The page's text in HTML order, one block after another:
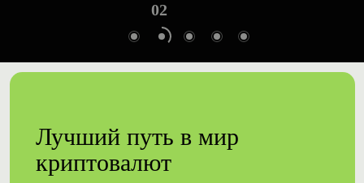
02
Лучший путь в мир
криптовалют